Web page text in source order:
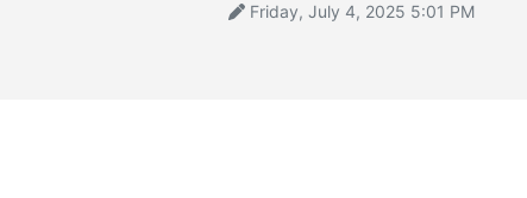
Friday, July 4, 2025 5:01 PM